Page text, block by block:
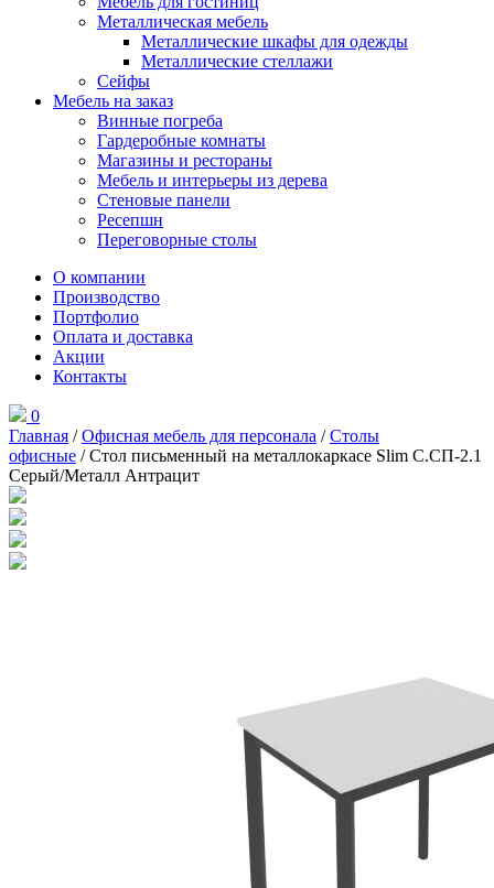
Металлическая мебель
Металлические шкафы для одежды
Металлические стеллажи
Сейфы
Мебель на заказ
Винные погреба
Гардеробные комнаты
Магазины и рестораны
Мебель и интерьеры из дерева
Стеновые панели
Ресепшн
Переговорные столы
О компании
Производство
Портфолио
Оплата и доставка
Акции
Контакты
0
Главная /Офисная мебель для персонала /Столы
офисные / Стол письменный на металлокаркасе Slim С.СП-2.1
Серый/Металл Антрацит